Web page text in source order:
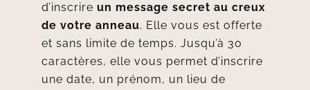
d’inscrire un message secret au creux
de votre anneau. Elle vous est offerte
et sans limite de temps. Jusqu’à 30
caractères, elle vous permet d’inscrire
une date, un prénom, un lieu de